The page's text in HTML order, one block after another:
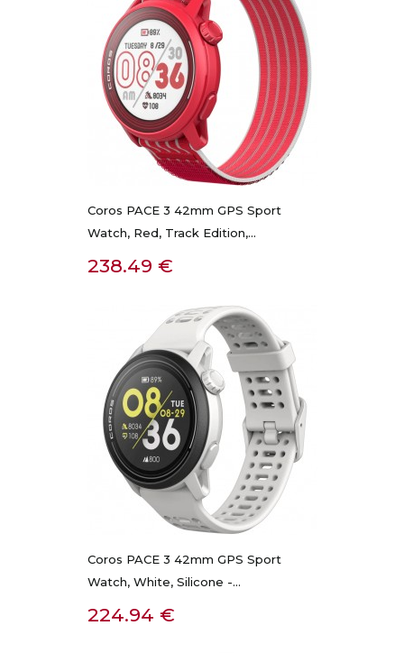
Coros PACE 3 42mm GPS Sport
Watch, Red, Track Edition,...
Kaina
238.49 €
Coros PACE 3 42mm GPS Sport
Watch, White, Silicone -...
Kaina
224.94 €